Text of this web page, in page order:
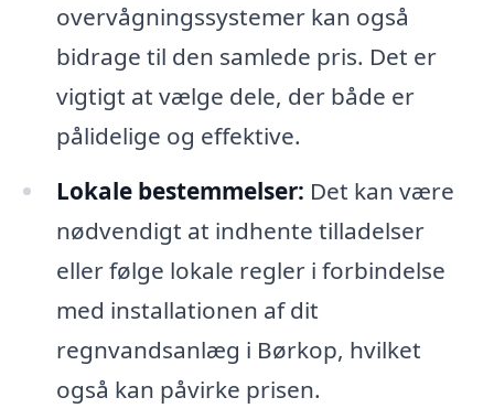
overvågningssystemer kan også
bidrage til den samlede pris. Det er
vigtigt at vælge dele, der både er
pålidelige og effektive.
Lokale bestemmelser: Det kan være
nødvendigt at indhente tilladelser
eller følge lokale regler i forbindelse
med installationen af dit
regnvandsanlæg i Børkop, hvilket
også kan påvirke prisen.